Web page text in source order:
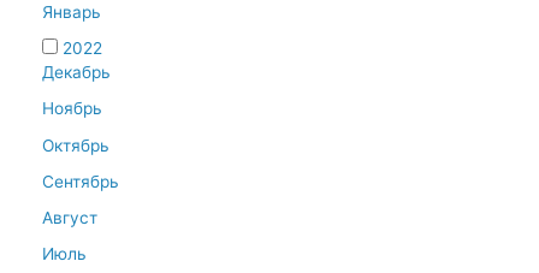
Январь
2022
Декабрь
Ноябрь
Октябрь
Сентябрь
Август
Июль